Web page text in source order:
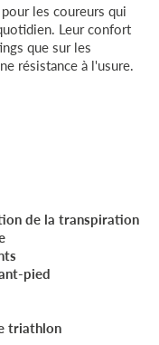
les coureurs qui
Leur confort
que sur les
résistance à l'usure.
de la transpiration
pied
triathlon